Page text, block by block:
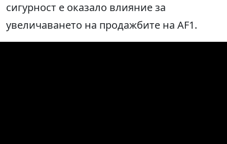
сигурност е оказало влияние за
увеличаването на продажбите на AF1.